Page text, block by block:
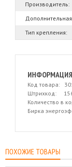
Производитель:
Тип крепления:
ИНФОРМАЦИЯ
Код товара:
Штрихкод:
Количество в
Бирка
ПОХОЖИЕ ТОВАРЫ